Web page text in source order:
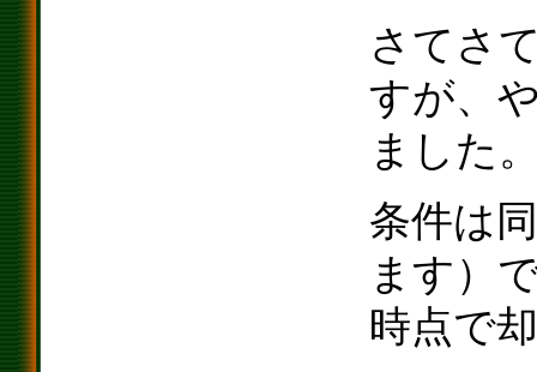
さてさ
すが、
ました
条件は
ます）
時点で